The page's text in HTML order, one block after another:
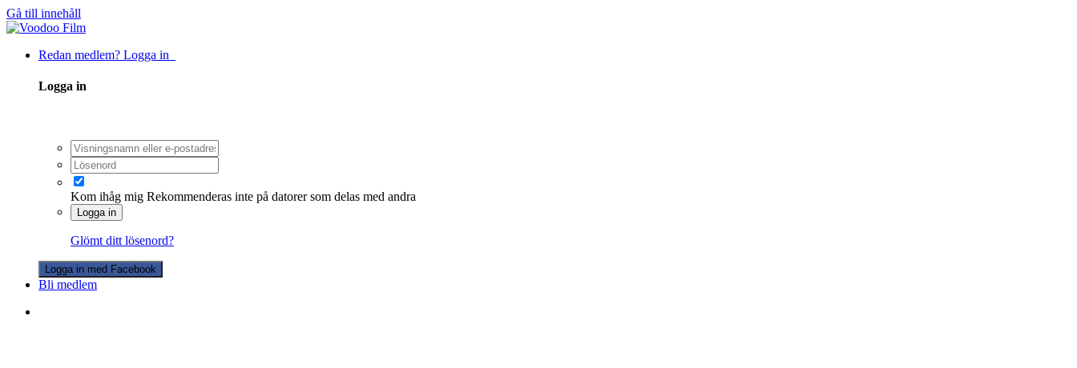
Gå till innehåll
Redan medlem? Logga in
Logga in
Kom ihåg mig Rekommenderas inte på datorer som delas med andra
Logga in
Glömt ditt lösenord?
Logga in med Facebook
Bli medlem